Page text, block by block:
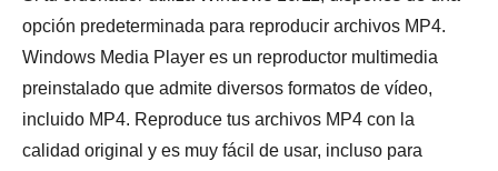
opción predeterminada para reproducir archivos MP4.
Windows Media Player es un reproductor multimedia
preinstalado que admite diversos formatos de vídeo,
incluido MP4. Reproduce tus archivos MP4 con la
calidad original y es muy fácil de usar, incluso para